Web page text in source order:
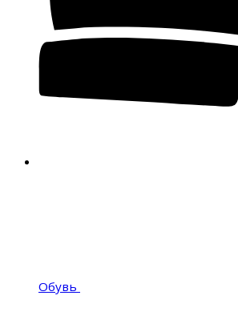
Обувь